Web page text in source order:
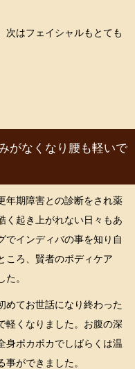
次はフェイシャルもとても
がなくなり腰も軽いで
年期障害との診断をされ薬
く起き上がれない日々もあ
でインディバの事を知り自
ころ、賢者のボディケア
た。
めてお世話になり終わった
軽くなりました。お腹の深
身ポカポカでしばらくは温
ができました。